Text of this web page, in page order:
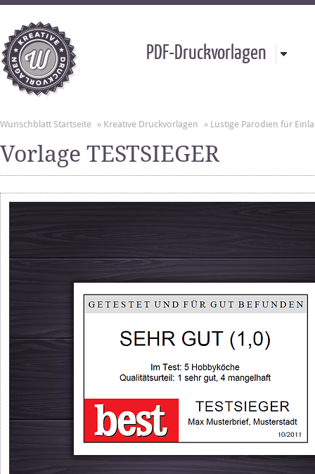
PDF-Druckvorlagen
Wunschblatt Startseite » Kreative Druckvorlagen » Lustige Parodien für
Vorlage TESTSIEGER